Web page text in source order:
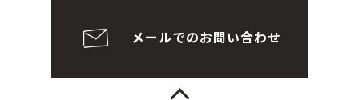
メールでのお問い合わせ